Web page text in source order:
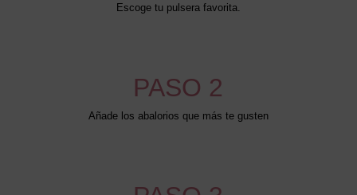
Escoge tu pulsera favorita.
PASO 2
Añade los abalorios que más te gusten